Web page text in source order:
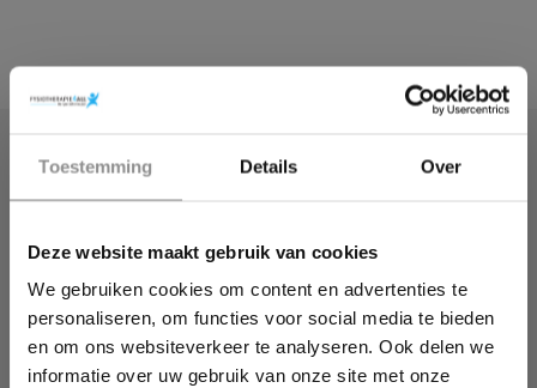
Toestemming Details Over
Deze website maakt gebruik van cookies
We gebruiken cookies om content en advertenties te
personaliseren, om functies voor social media te bieden
en om ons websiteverkeer te analyseren. Ook delen we
informatie over uw gebruik van onze site met onze
Fysio in
basispakket? Wij
hebben contracten
met alle
verzekeraars
Wil jij ook een pijnvrij leven?
Download hieronder dan gratis ons e-book!